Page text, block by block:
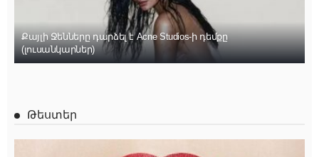
Քայլի Ջենները դարձել է Acne Studios-ի դեմքը
(լուսանկարներ)
Թեստեր